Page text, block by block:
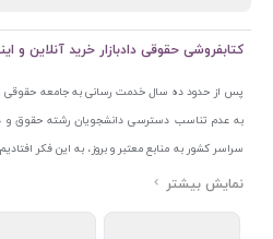
کتابفروشی حقوقی دادبازار خرید آنلاین و
پس از حدود ده سال خدمت رسانی به جامعه حقوقی
به عدم تناسب دسترسی دانشجویان رشته حقوق و
سراسر کشور به منابع معتبر و بروز، به این فکر
ای اختبار خدمتی جدید به جامعه حقوقی ایران ارائه